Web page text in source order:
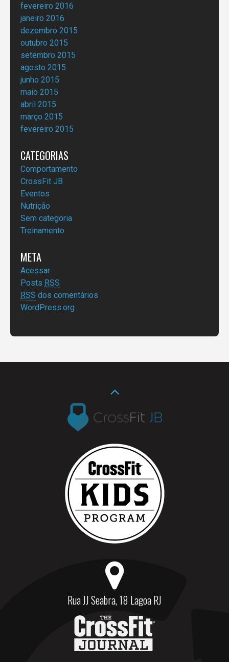
fevereiro 2016
janeiro 2016
dezembro 2015
outubro 2015
setembro 2015
agosto 2015
junho 2015
maio 2015
abril 2015
março 2015
fevereiro 2015
CATEGORIAS
Comportamento
CrossFit JB
Eventos
Nutrição
Sem categoria
Treinamento
META
Acessar
Posts RSS
RSS dos comentários
WordPress.org
Rua JJ Seabra, 18 Lagoa RJ